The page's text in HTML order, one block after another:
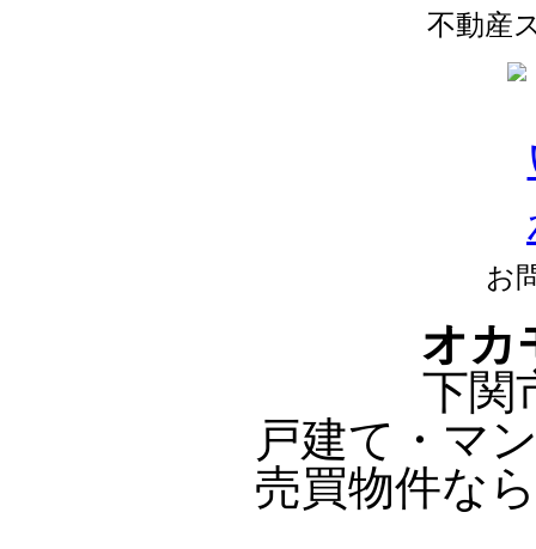
不動産
お
オカ
下関
戸建て・マ
売買物件な